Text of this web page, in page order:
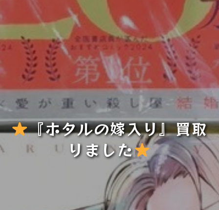
『ホタルの嫁入り』買取
りました